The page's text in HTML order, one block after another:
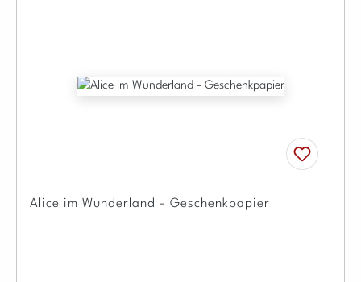
Alice im Wunderland - Geschenkpapier